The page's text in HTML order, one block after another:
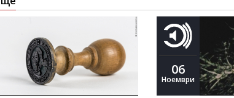
06
Ноември